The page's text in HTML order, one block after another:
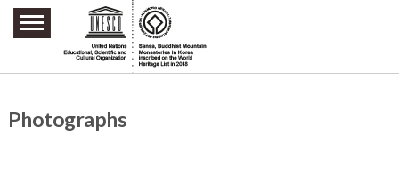
주요메뉴 바로가기
본문 바로가기
하단메뉴 바로가기
Photographs